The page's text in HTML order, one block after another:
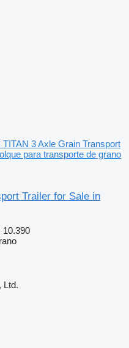
TITAN 3 Axle Grain Transport
para transporte de grano
Trailer for Sale in
10.390
Ltd.